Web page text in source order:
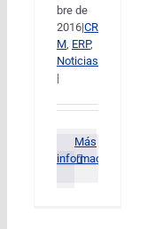
bre de
2016|CR
M, ERP,
Noticias
|
Más
información